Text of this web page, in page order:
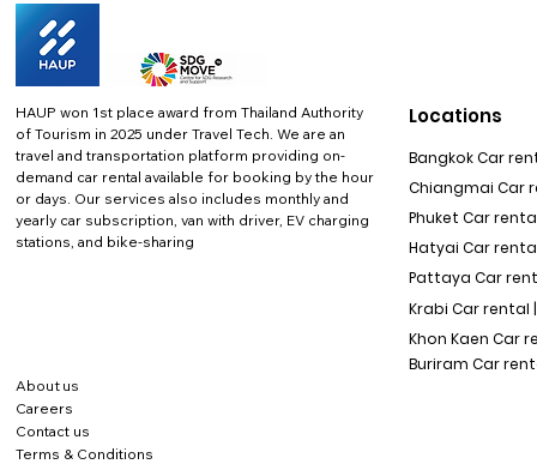
HAUP won 1st place award from Thailand Authority
of Tourism in 2025 under Travel Tech. We are an
travel and transportation platform providing on-
demand car rental available for booking by the hour
or days. Our services also includes monthly and
yearly car subscription, van with driver, EV charging
stations, and bike-sharing
About us
Careers
Contact us
Terms & Conditions
Locations
Bangkok Car
Chiangmai Car
Phuket Car rental
Hatyai Car
Pattaya Car
Krabi Car rental |
Khon Kaen Car
Buriram Car